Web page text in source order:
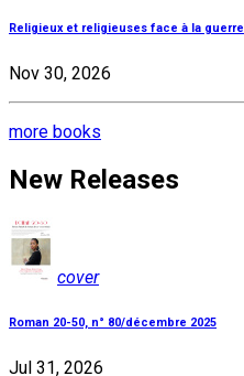
Religieux et religieuses face à la guerre
Nov 30, 2026
more books
New Releases
cover
Roman 20-50, n° 80/décembre 2025
Jul 31, 2026